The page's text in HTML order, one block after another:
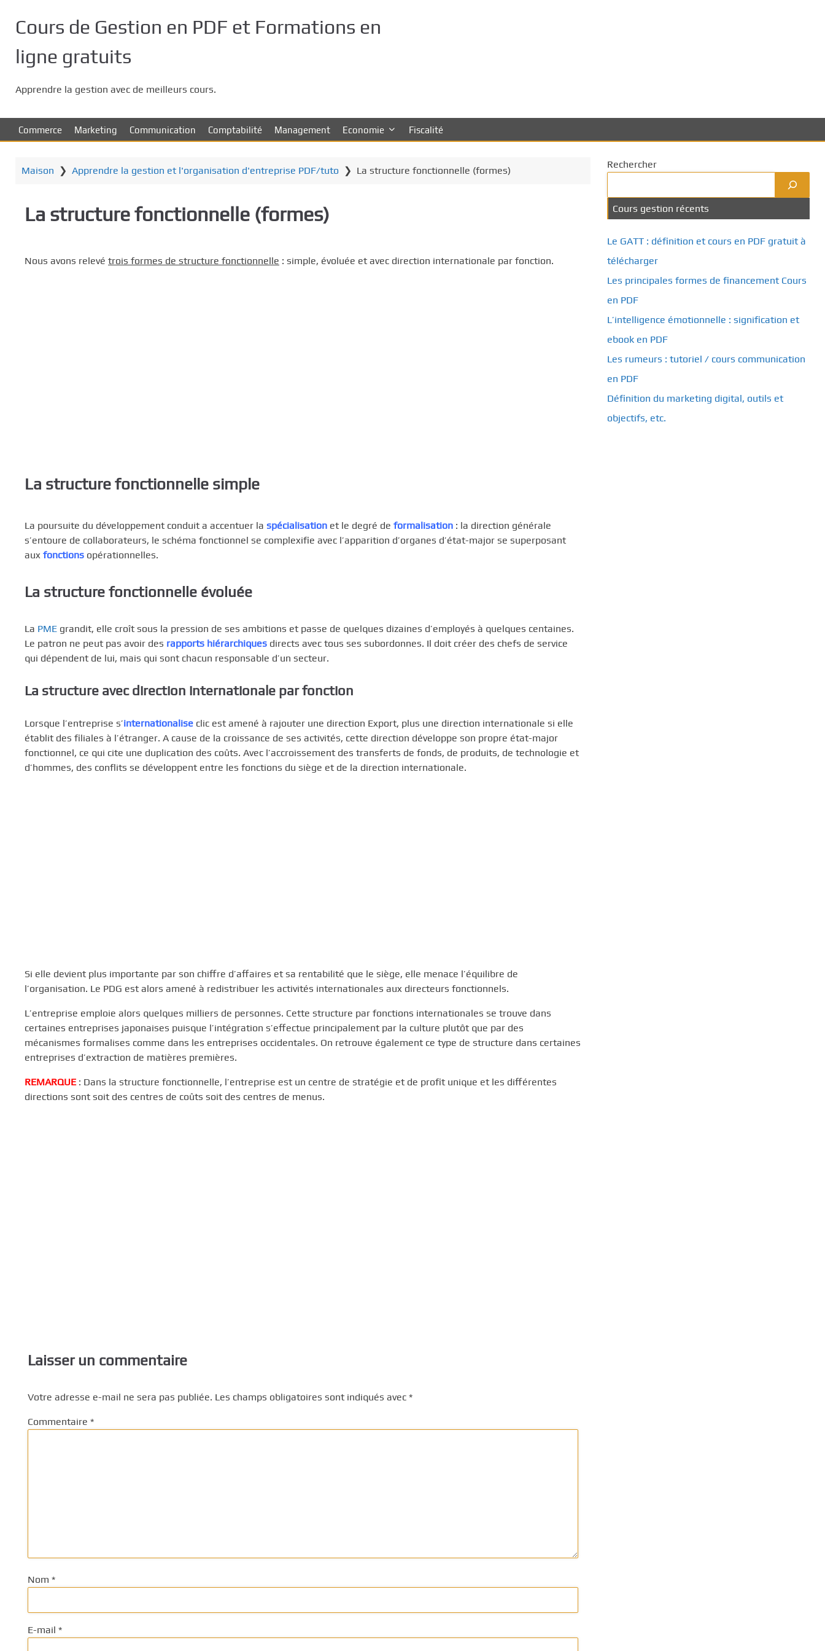
o
Cours de Gestion en PDF et Formations en
ligne gratuits
Apprendre la gestion avec de meilleurs cours.
Commerce Marketing Communication Comptabilité Management Economie Fiscalité
Maison ❯ Apprendre la gestion et l'organisation d'entreprise PDF/tuto ❯ La structure fonctionnelle (formes)
La structure fonctionnelle (formes)
Nous avons relevé trois formes de structure fonctionnelle : simple, évoluée et avec direction internationale par fonction.
La structure fonctionnelle simple
La poursuite du développement conduit a accentuer la spécialisation et le degré de formalisation : la direction générale
s’entoure de collaborateurs, le schéma fonctionnel se complexifie avec l’apparition d’organes d’état-major se superposant
aux fonctions opérationnelles.
La structure fonctionnelle évoluée
La PME grandit, elle croît sous la pression de ses ambitions et passe de quelques dizaines d’employés à quelques centaines.
Le patron ne peut pas avoir des rapports hiérarchiques directs avec tous ses subordonnes. Il doit créer des chefs de service
qui dépendent de lui, mais qui sont chacun responsable d’un secteur.
La structure avec direction internationale par fonction
Lorsque l’entreprise s’internationalise clic est amené à rajouter une direction Export, plus une direction internationale si elle
établit des filiales à l’étranger. A cause de la croissance de ses activités, cette direction développe son propre état-major
fonctionnel, ce qui cite une duplication des coûts. Avec l’accroissement des transferts de fonds, de produits, de technologie et
d’hommes, des conflits se développent entre les fonctions du siège et de la direction internationale.
Si elle devient plus importante par son chiffre d’affaires et sa rentabilité que le siège, elle menace l’équilibre de
l’organisation. Le PDG est alors amené à redistribuer les activités internationales aux directeurs fonctionnels.
L’entreprise emploie alors quelques milliers de personnes. Cette structure par fonctions internationales se trouve dans
certaines entreprises japonaises puisque l’intégration s’effectue principalement par la culture plutôt que par des
mécanismes formalises comme dans les entreprises occidentales. On retrouve également ce type de structure dans certaines
entreprises d’extraction de matières premières.
REMARQUE: Dans la structure fonctionnelle, l’entreprise est un centre de stratégie et de profit unique et les différentes
directions sont soit des centres de coûts soit des centres de menus.
Laisser un commentaire
Votre adresse e-mail ne sera pas publiée. Les champs obligatoires sont indiqués avec *
Commentaire *
Nom *
E-mail *
Rechercher
Cours gestion récents
Le GATT : définition et cours en PDF gratuit à
télécharger
Les principales formes de financement Cours
en PDF
L’intelligence émotionnelle : signification et
ebook en PDF
Les rumeurs : tutoriel / cours communication
en PDF
Définition du marketing digital, outils et
objectifs, etc.